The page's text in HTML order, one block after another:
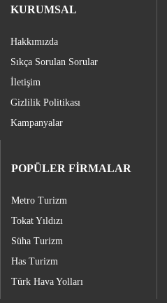
KURUMSAL
Hakkımızda
Sıkça Sorulan Sorular
İletişim
Gizlilik Politikası
Kampanyalar
POPÜLER FİRMALAR
Metro Turizm
Tokat Yıldızı
Süha Turizm
Has Turizm
Türk Hava Yolları